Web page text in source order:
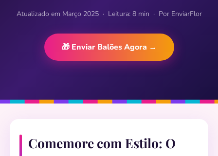
Atualizado em Março 2025 · Leitura: 8 min · Por EnviarFlor
🎁 Enviar Balões Agora →
Comemore com Estilo: O